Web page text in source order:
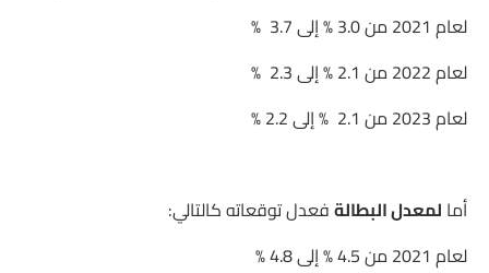
لعام 2021 من 3.0 % إلى 3.7 %
لعام 2022 من 2.1 % إلى 2.3 %
لعام 2023 من 2.1 % إلى 2.2 %
أما لمعدل البطالةفعدل توقعاته كالتالي:
لعام 2021 من 4.5 % إلى 4.8 %